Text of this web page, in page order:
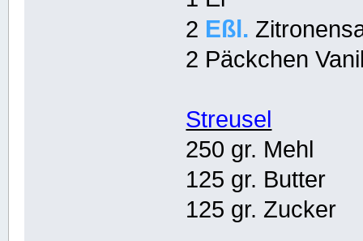
2 Eßl.
2 Päckchen
Streusel
250 gr. Mehl
125 gr. Butter
125 gr. Zucker